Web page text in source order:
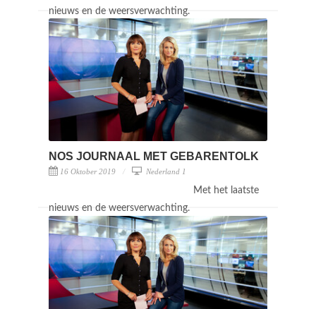
nieuws en de weersverwachting.
NOS JOURNAAL MET GEBARENTOLK
16 Oktober 2019 Nederland 1
Met het laatste
nieuws en de weersverwachting.